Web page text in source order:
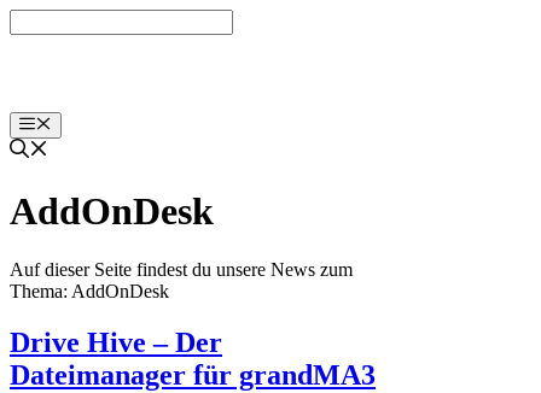
Inhalt
Menü
AddOnDesk
Auf dieser Seite findest du unsere News zum
Thema: AddOnDesk
Drive Hive – Der
Dateimanager für grandMA3